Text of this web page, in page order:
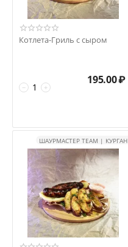
Котлета-Гриль с сыром
+
−
195.00₽
ШАУРМАСТЕР TEAM | КУРГАН